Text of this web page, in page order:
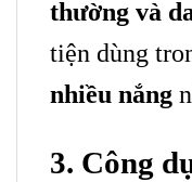
thường và
tiện dùng
nhiều nắng
3. Công